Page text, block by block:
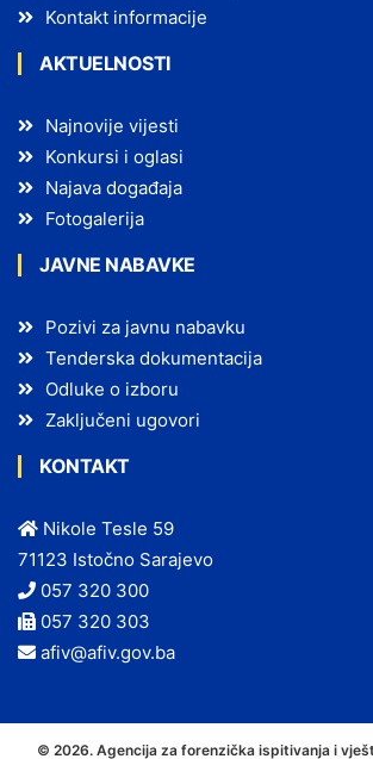
Kontakt informacije
AKTUELNOSTI
Najnovije vijesti
Konkursi i oglasi
Najava događaja
Fotogalerija
JAVNE NABAVKE
Pozivi za javnu nabavku
Tenderska dokumentacija
Odluke o izboru
Zaključeni ugovori
KONTAKT
Nikole Tesle 59
71123 Istočno Sarajevo
057 320 300
057 320 303
afiv@afiv.gov.ba
© 2026. Agencija za forenzička ispitivanja i